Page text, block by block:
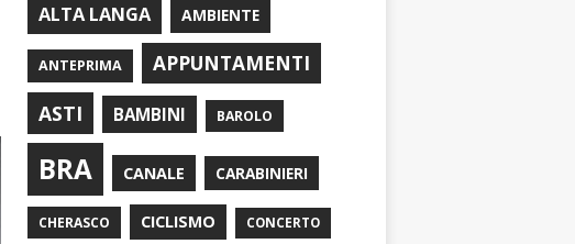
ALTA LANGA AMBIENTE
ANTEPRIMA
APPUNTAMENTI
ASTI
BAMBINI BAROLO
BRA CANALE CARABINIERI
CHERASCO CICLISMO CONCERTO